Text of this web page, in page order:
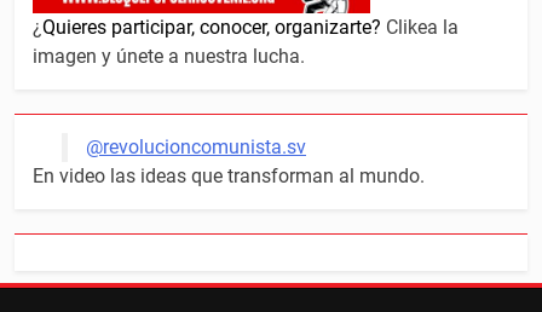
¿Quieres participar, conocer, organizarte? Clikea la
imagen y únete a nuestra lucha.
@revolucioncomunista.sv
En video las ideas que transforman al mundo.